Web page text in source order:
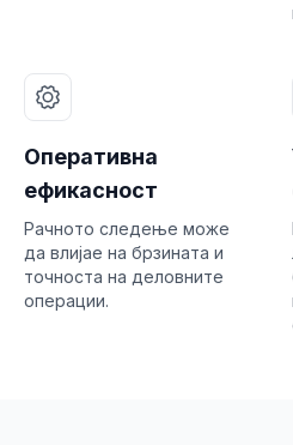
Оперативна
ефикасност
Рачното следење може
да влијае на брзината и
точноста на деловните
операции.